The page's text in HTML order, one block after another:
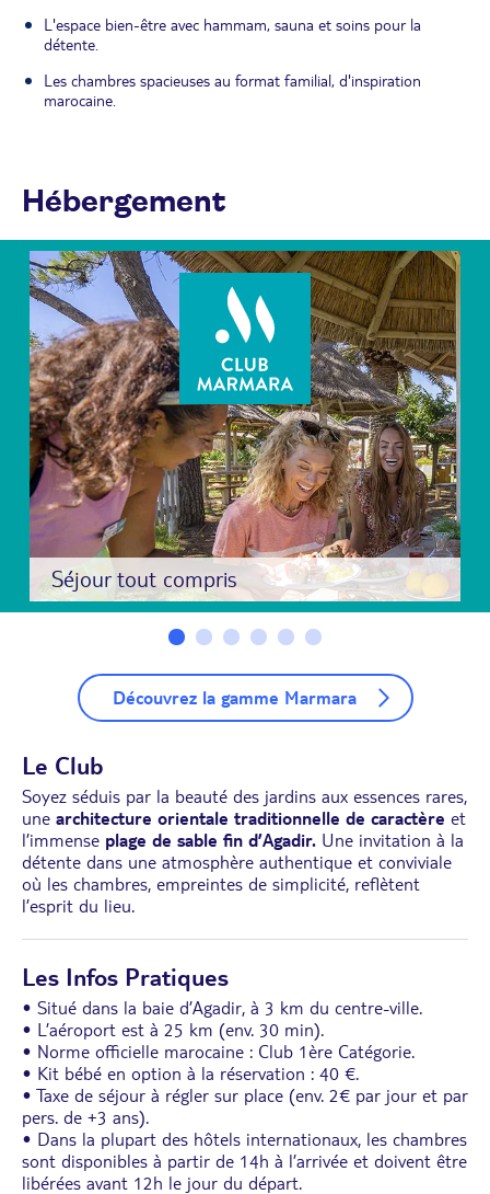
L'espace bien-être avec hammam, sauna et soins pour la
détente.
Les chambres spacieuses au format familial, d'inspiration
marocaine.
Hébergement
Séjour tout compris
Découvrez la gamme Marmara
Le Club
Soyez séduis par la beauté des jardins aux essences rares,
une architecture orientale traditionnelle de caractère et
l’immense plage de sable fin d’Agadir. Une invitation à la
détente dans une atmosphère authentique et conviviale
où les chambres, empreintes de simplicité, reflètent
l’esprit du lieu.
Les Infos Pratiques
• Situé dans la baie d’Agadir, à 3 km du centre-ville.
• L’aéroport est à 25 km (env. 30 min).
• Norme officielle marocaine : Club 1ère Catégorie.
• Kit bébé en option à la réservation : 40 €.
• Taxe de séjour à régler sur place (env. 2€ par jour et par
pers. de +3 ans).
• Dans la plupart des hôtels internationaux, les chambres
sont disponibles à partir de 14h à l’arrivée et doivent être
libérées avant 12h le jour du départ.